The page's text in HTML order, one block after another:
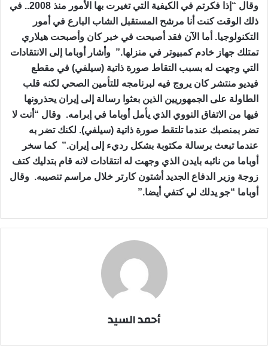
وقال “إذا فكرتم في الكيفية التي تغيرت بها الأمور منذ 2008.. في
ذلك الوقت كنت أنا مرشح المستقبل الشاب البارع في أمور
التكنولوجيا. أما الآن فقد أصبحت في خبر كان وأصبحت هيلاري
تمتلك جهاز خادم كمبيوتر في منزلها.” وأشار أوباما إلى الانتقادات
التي وجهت له بسبب التقاط صورة ذاتية (سيلفي) في مقطع
فيديو منتشر كان يروج فيه لبرنامجه للتأمين الصحي لكنه قلب
الطاولة على الجمهوريين الذين بعثوا رسالة إلى إيران يحذرونها
فيها من الاتفاق النووي الذي يأمل أوباما في إبرامه. وقال “أنت لا
تضر بمنصبك عندما تلتقط صورة ذاتية (سيلفي). لكنك تضر به
عندما تبعث برسالة مكتوبة بشكل رديء إلى إيران.” كما سخر
أوباما من نائبه بايدن الذي وجهت له انتقادات لانه قام بتدليك كتف
زوجة وزير الدفاع الجديد أشتون كارتر خلال مراسم تنصيبه. وقال
أوباما “جو يدلك لي كتفي أيضا.”
أحمد السيد